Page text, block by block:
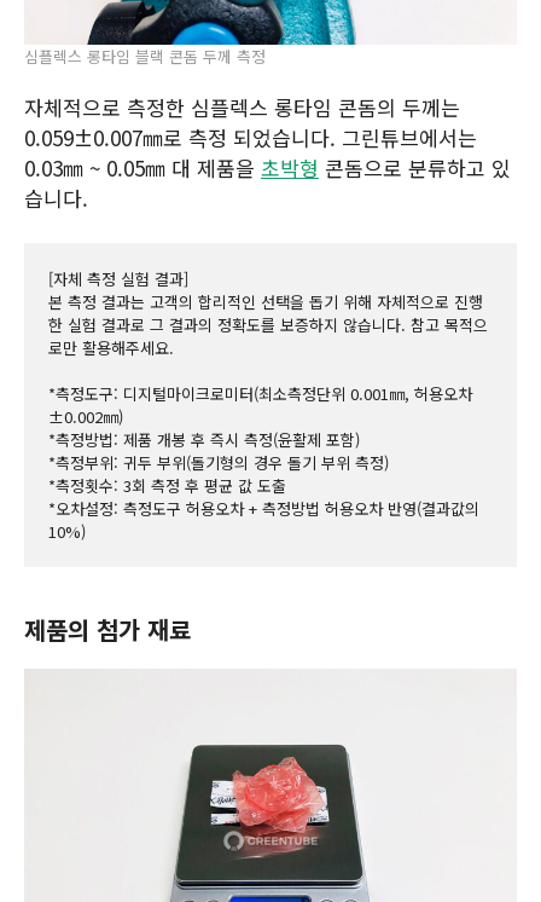
심플렉스 롱타임 블랙 콘돔 두께 측정
자체적으로 측정한 심플렉스 롱타임 콘돔의 두께는
0.059±0.007㎜로 측정 되었습니다. 그린튜브에서는
0.03㎜ ~ 0.05㎜ 대 제품을 초박형 콘돔으로 분류하고 있
습니다.
[자체 측정 실험 결과]
본 측정 결과는 고객의 합리적인 선택을 돕기 위해 자체적으로 진행
한 실험 결과로 그 결과의 정확도를 보증하지 않습니다. 참고 목적으
로만 활용해주세요.
*측정도구: 디지털마이크로미터(최소측정단위 0.001㎜, 허용오차
±0.002㎜)
*측정방법: 제품 개봉 후 즉시 측정(윤활제 포함)
*측정부위: 귀두 부위(돌기형의 경우 돌기 부위 측정)
*측정횟수: 3회 측정 후 평균 값 도출
*오차설정: 측정도구 허용오차 + 측정방법 허용오차 반영(결과값의
10%)
제품의 첨가 재료